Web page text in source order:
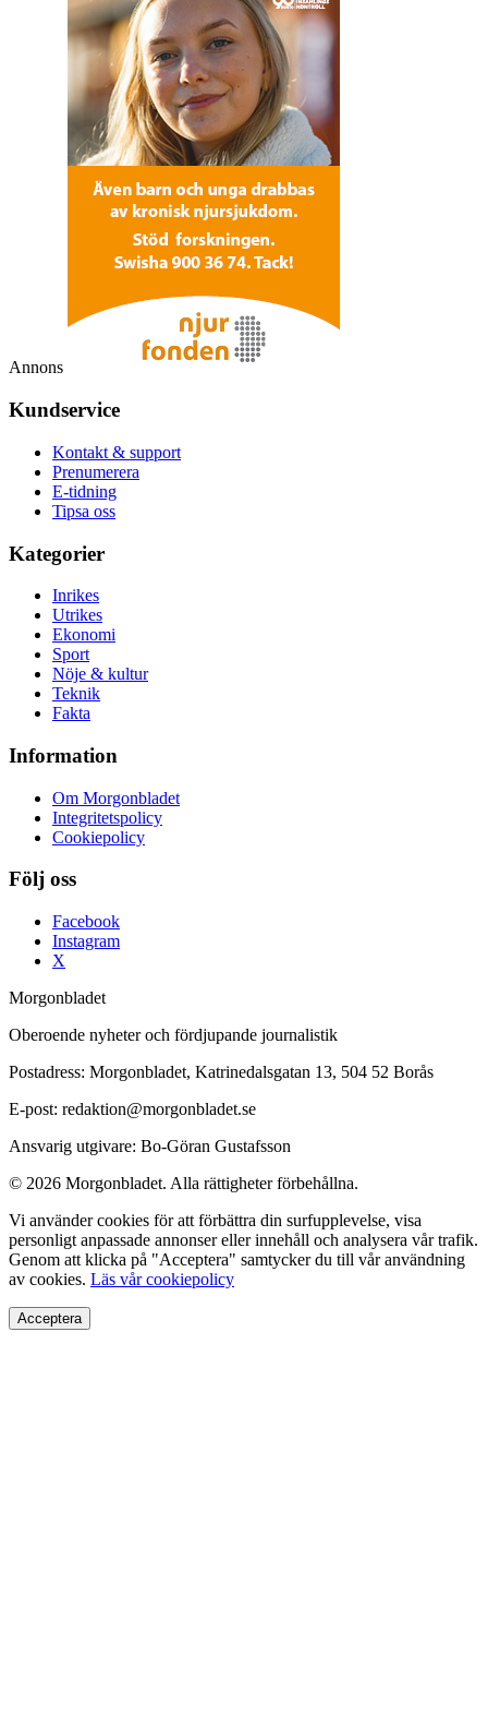
Annons
Kundservice
Kontakt & support
Prenumerera
E-tidning
Tipsa oss
Kategorier
Inrikes
Utrikes
Ekonomi
Sport
Nöje & kultur
Teknik
Fakta
Information
Om Morgonbladet
Integritetspolicy
Cookiepolicy
Följ oss
Facebook
Instagram
X
Morgonbladet
Oberoende nyheter och fördjupande journalistik
Postadress: Morgonbladet, Katrinedalsgatan 13, 504 52 Borås
E-post: redaktion@morgonbladet.se
Ansvarig utgivare: Bo-Göran Gustafsson
© 2026 Morgonbladet. Alla rättigheter förbehållna.
Vi använder cookies för att förbättra din surfupplevelse, visa
personligt anpassade annonser eller innehåll och analysera vår trafik.
Genom att klicka på "Acceptera" samtycker du till vår användning
av cookies. Läs vår cookiepolicy
Acceptera